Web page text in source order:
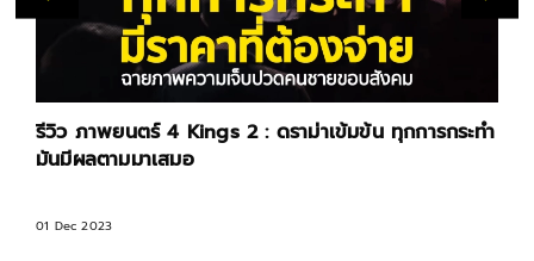
รีวิว ภาพยนตร์ 4 Kings 2 : ดราม่าเข้มข้น ทุกการกระทำ
มันมีผลตามมาเสมอ
01 Dec 2023